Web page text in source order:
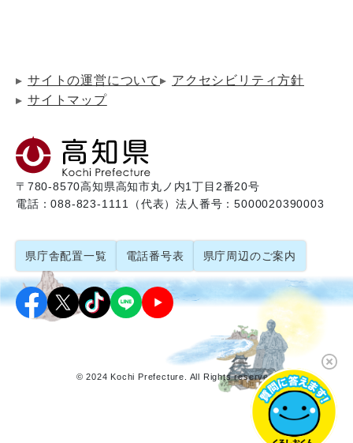
サイトの運営について
アクセシビリティ方針
サイトマップ
〒780-8570高知県高知市丸ノ内1丁目2番20号
電話：088-823-1111（代表）法人番号：5000020390003
県庁舎配置一覧 電話番号表 県庁周辺のご案内
© 2024 Kochi Prefecture. All Rights reserved.